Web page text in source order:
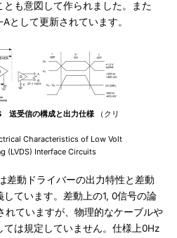
も意図して作られました。また
として更新されています。
送受信の構成と出力仕様 （クリ
Characteristics of Low Volt
(LVDS) Interface Circuits
動ドライバーの出力特性と差動
ています。差動上の1, 0信号の論
れていますが、物理的なケーブルや
は規定していません。仕様上0Hz